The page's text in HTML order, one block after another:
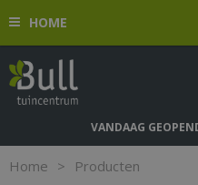
n
o
HOME
Home > Producten
VANDAAG